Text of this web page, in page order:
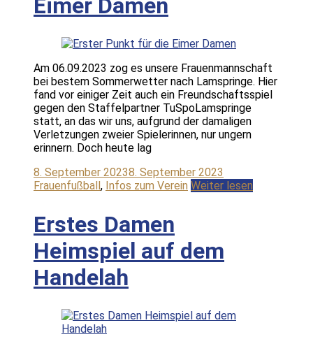
Am 06.09.2023 zog es unsere Frauenmannschaft
bei bestem Sommerwetter nach Lamspringe. Hier
fand vor einiger Zeit auch ein Freundschaftsspiel
gegen den Staffelpartner TuSpoLamspringe
statt, an das wir uns, aufgrund der damaligen
Verletzungen zweier Spielerinnen, nur ungern
erinnern. Doch heute lag
8. September 20238. September 2023
Frauenfußball, Infos zum Verein Weiter lesen
Erstes Damen
Heimspiel auf dem
Handelah